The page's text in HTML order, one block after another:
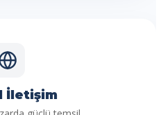
İletişim